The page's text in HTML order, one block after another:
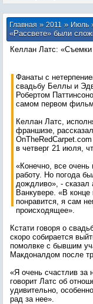
Главная»2011 » Июль
«Рассвете» были
Келлан Латс:
Фанаты с
свадьбу Беллы и
Робертом
самом первом
Келлан Латс,
франшизе,
в четверг 21 июля,
«Конечно, все
работу. Но погода
дождливо», - сказал
Ванкувере. «В
понравится, я сам
происходящее».
Кстати говоря о
скоро собирается
помолвке с бывшим
Макдоналдом после
«Я очень счастлив за
говорит Латс об
удивительно,
рад за нее».